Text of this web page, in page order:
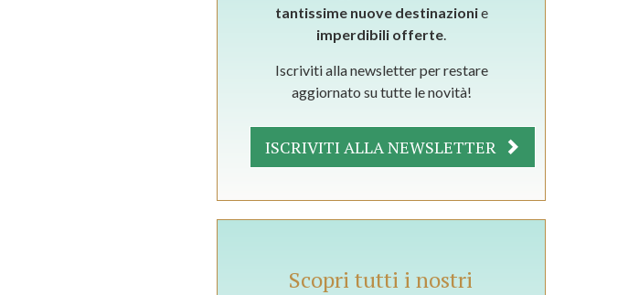
tantissime nuove destinazionie
imperdibili offerte
Iscriviti alla newsletter per restare
aggiornato su tutte le novità!
ISCRIVITI ALLA NEWSLETTER
Scopri tutti i nostri